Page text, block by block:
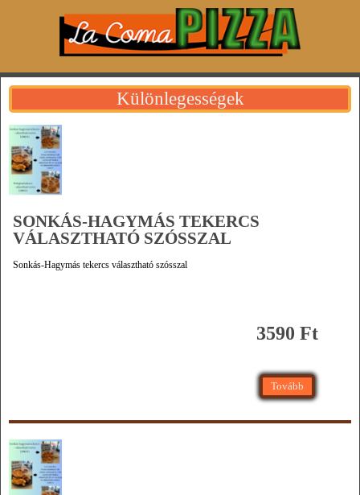
Különlegességek
SONKÁS-HAGYMÁS TEKERCS
VÁLASZTHATÓ SZÓSSZAL
Sonkás-Hagymás tekercs választható szósszal
3590 Ft
Tovább